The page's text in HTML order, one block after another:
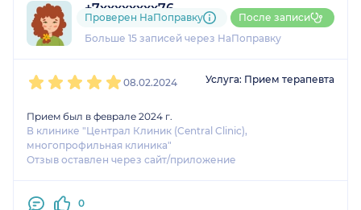
+7xxxxxxxx76
2 отзываи 1 оценка
Больше 15 записей через НаПоправку
Проверен НаПоправку После записи
08.02.2024 Услуга: Прием терапевта
Прием был в феврале 2024 г.
В клинике "Централ Клиник (Central Clinic),
многопрофильная клиника"
Отзыв оставлен через сайт/приложение
0